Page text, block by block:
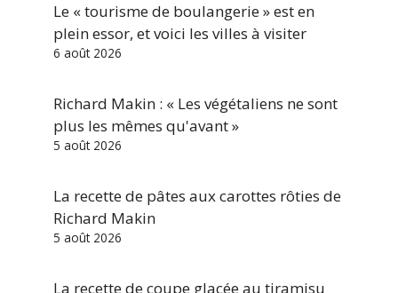
Le « tourisme de boulangerie » est en
plein essor, et voici les villes à visiter
6 août 2026
Richard Makin : « Les végétaliens ne sont
plus les mêmes qu'avant »
5 août 2026
La recette de pâtes aux carottes rôties de
Richard Makin
5 août 2026
La recette de coupe glacée au tiramisu